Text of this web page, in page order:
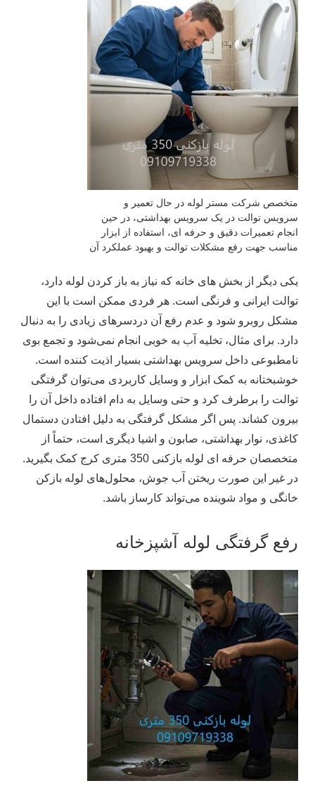
متخصص شرکت مستر لوله در حال تعمیر و
سرویس توالت در یک سرویس بهداشتی، در حین
انجام تعمیرات دقیق و حرفه‌ ای، استفاده از ابزار
مناسب جهت رفع مشکلات توالت و بهبود عملکرد آن
یکی دیگر از بخش‌ های خانه که نیاز به باز کردن لوله دارد،
توالت ایرانی و فرنگی است. هر فردی ممکن است با این
مشکل روبرو شود و عدم رفع آن دردسرهای زیادی را به دنبال
دارد. برای مثال، تخلیه آب به خوبی انجام نمی‌شود و تجمع بوی
نامطبوعی داخل سرویس بهداشتی بسیار اذیت کننده است.
خوشبختانه به کمک ابزار و وسایل کاربردی می‌توان گرفتگی
توالت را برطرف کرد و حتی وسایل به دام افتاده داخل آن را
بیرون کشاند. پس اگر مشکل گرفتگی به دلیل افتادن دستمال
کاغذی، نوار بهداشتی، صابون و اشیا دیگری است، حتماً از
متخصصان حرفه‌ ای لوله بازکنی 350 متری کرج کمک بگیرید.
در غیر این صورت ریختن آب جوش، محلول‌های لوله بازکن
خانگی و مواد شوینده می‌تواند کارساز باشد.
رفع گرفتگی لوله آشپزخانه